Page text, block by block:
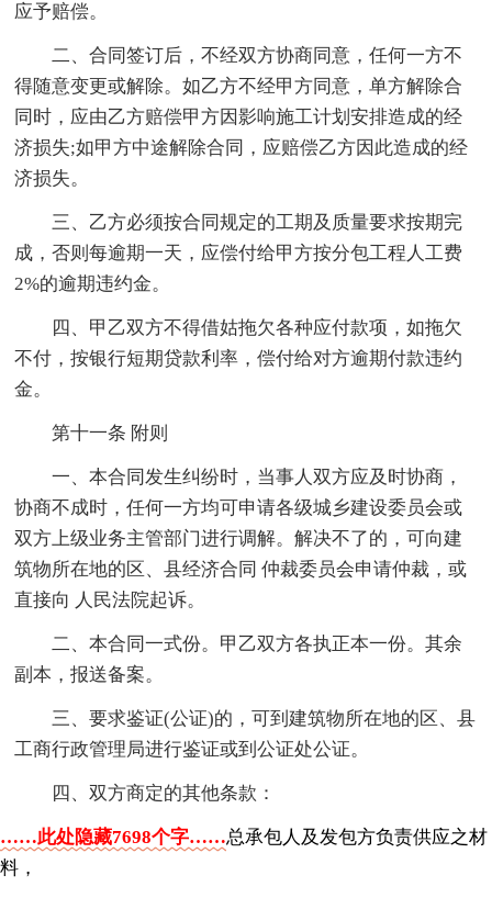
应予赔偿。
二、合同签订后，不经双方协商同意，任何一方不
得随意变更或解除。如乙方不经甲方同意，单方解除合
同时，应由乙方赔偿甲方因影响施工计划安排造成的经
济损失;如甲方中途解除合同，应赔偿乙方因此造成的经
济损失。
三、乙方必须按合同规定的工期及质量要求按期完
成，否则每逾期一天，应偿付给甲方按分包工程人工费
2%的逾期违约金。
四、甲乙双方不得借姑拖欠各种应付款项，如拖欠
不付，按银行短期贷款利率，偿付给对方逾期付款违约
金。
第十一条 附则
一、本合同发生纠纷时，当事人双方应及时协商，
协商不成时，任何一方均可申请各级城乡建设委员会或
双方上级业务主管部门进行调解。解决不了的，可向建
筑物所在地的区、县经济合同 仲裁委员会申请仲裁，或
直接向 人民法院起诉。
二、本合同一式份。甲乙双方各执正本一份。其余
副本，报送备案。
三、要求鉴证(公证)的，可到建筑物所在地的区、县
工商行政管理局进行鉴证或到公证处公证。
四、双方商定的其他条款：
……此处隐藏7698个字……总承包人及发包方负责供应之材
料，